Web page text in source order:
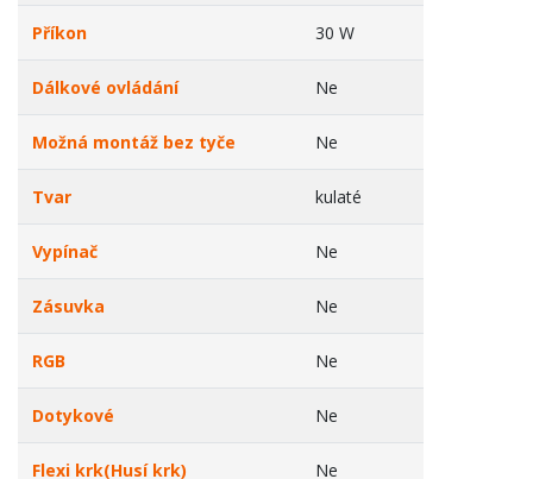
Příkon 30 W
Dálkové ovládání Ne
Možná montáž bez tyče Ne
Tvar kulaté
Vypínač Ne
Zásuvka Ne
RGB Ne
Dotykové Ne
Flexi krk(Husí krk) Ne